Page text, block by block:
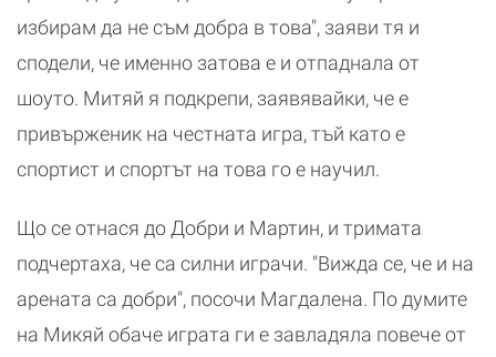
избирам да не съм добра в това", заяви тя и
сподели, че именно затова е и отпаднала от
шоуто. Митяй я подкрепи, заявявайки, че е
привърженик на честната игра, тъй като е
спортист и спортът на това го е научил.
Що се отнася до Добри и Мартин, и тримата
подчертаха, че са силни играчи. "Вижда се, че и на
арената са добри", посочи Магдалена. По думите
на Микяй обаче играта ги е завладяла повече от